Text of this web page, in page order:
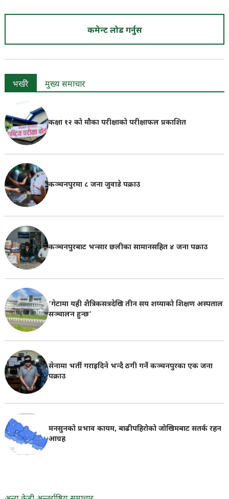
कमेन्ट लोड गर्नुस
भर्खरै मुख्य समाचार
कक्षा १२ को मौका परीक्षाको परीक्षाफल प्रकाशित
कञ्चनपुरमा ८ जना जुवाडे पक्राउ
कञ्चनपुरबाट भन्सार छलीका सामानसहित ४ जना पक्राउ
‘गेटामा यही शैत्रिकसत्रदेखि तीन सय शय्याको शिक्षण अस्पताल
सञ्चालन हुन्छ’
सेनामा भर्ती गराइदिने भन्दै ठगी गर्ने कञ्चनपुरका एक जना
पक्राउ
मनसुनको प्रभाव कायम, बाढीपहिरोको जोखिमबाट सतर्क रहन
आग्रह